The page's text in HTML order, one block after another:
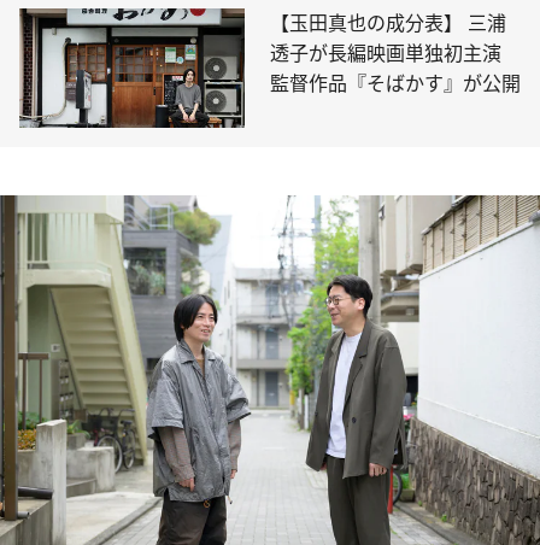
【玉田真也の成分表】 三浦
透子が長編映画単独初主演
監督作品『そばかす』が公開